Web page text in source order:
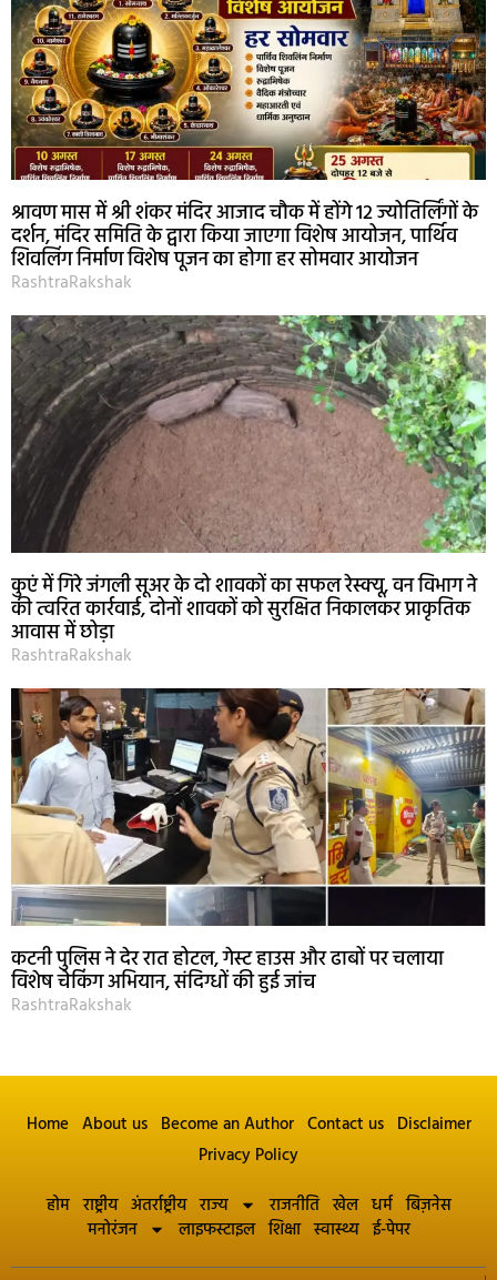
श्रावण मास में श्री शंकर मंदिर आजाद चौक में होंगे 12 ज्योतिर्लिंगों के
दर्शन, मंदिर समिति के द्वारा किया जाएगा विशेष आयोजन, पार्थिव
शिवलिंग निर्माण विशेष पूजन का होगा हर सोमवार आयोजन
RashtraRakshak
कुएं में गिरे जंगली सूअर के दो शावकों का सफल रेस्क्यू, वन विभाग ने
की त्वरित कार्रवाई, दोनों शावकों को सुरक्षित निकालकर प्राकृतिक
आवास में छोड़ा
RashtraRakshak
कटनी पुलिस ने देर रात होटल, गेस्ट हाउस और ढाबों पर चलाया
विशेष चेकिंग अभियान, संदिग्धों की हुई जांच
RashtraRakshak
Home About us Become an Author Contact us Disclaimer
Privacy Policy
होम राष्ट्रीय अंतर्राष्ट्रीय राज्य राजनीति खेल धर्म बिज़नेस
मनोरंजन
लाइफस्टाइल शिक्षा स्वास्थ्य ई-पेपर